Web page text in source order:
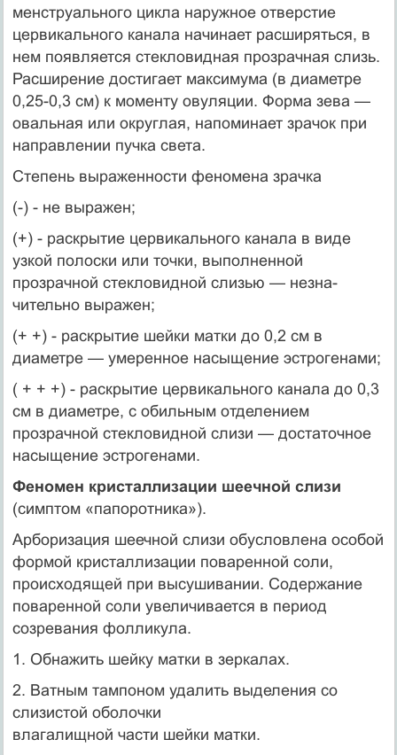
менструального цикла наружное отверстие
цервикального канала начинает расширяться, в
нем появляется стекло­видная прозрачная слизь.
Расширение достигает максимума (в диаметре
0,25-0,3 см) к моменту овуляции. Форма зева —
оваль­ная или округлая, напоминает зрачок при
направлении пучка света.
Степень выраженности феномена зрачка
(-) - не выражен;
(+) - раскрытие цервикального канала в виде
узкой полоски или точки, выполненной
прозрачной стекловидной слизью — незна­
чительно выражен;
(+ +) - раскрытие шейки матки до 0,2 см в
диаметре — уме­ренное насыщение эстрогенами;
( + + +) - раскрытие цервикального канала до 0,3
см в диа­метре, с обильным отделением
прозрачной стекловидной слизи — достаточное
насыщение эстрогенами.
Феномен кристаллизации шеечной слизи
(симптом «папоротни­ка»).
Арборизация шеечной слизи обусловлена особой
формой кри­сталлизации поваренной соли,
происходящей при высушивании. Содержание
поваренной соли увеличивается в период
созревания фолликула.
1. Обнажить шейку матки в зеркалах.
2. Ватным тампоном удалить выделения со
слизистой оболочки
влагалищной части шейки матки.